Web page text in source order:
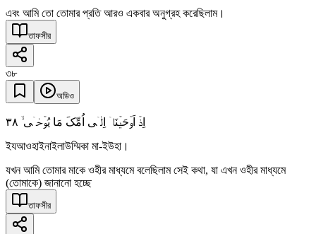
এবং আমি তো তোমার প্রতি আরও একবার অনুগ্রহ করেছিলাম।
তাফসীর
৩৮
অডিও
اِذۡ اَوۡحَیۡنَاۤ اِلٰۤی اُمِّکَ مَا یُوۡحٰۤی ۙ ٣٨
ইযআওহাইনাইলাউম্মিকা মা-ইউহা।
যখন আমি তোমার মাকে ওহীর মাধ্যমে বলেছিলাম সেই কথা, যা এখন ওহীর মাধ্যমে
(তোমাকে) জানানো হচ্ছে
তাফসীর